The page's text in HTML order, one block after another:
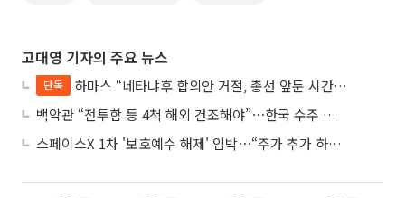
고대영 기자의 주요 뉴스
단독
하마스 “네타냐후 합의안 거절, 총선 앞둔 시간 끌기”
백악관 “전투함 등 4척 해외 건조해야”⋯한국 수주 기대
스페이스X 1차 '보호예수 해제' 임박⋯“주가 추가 하락 가능성”